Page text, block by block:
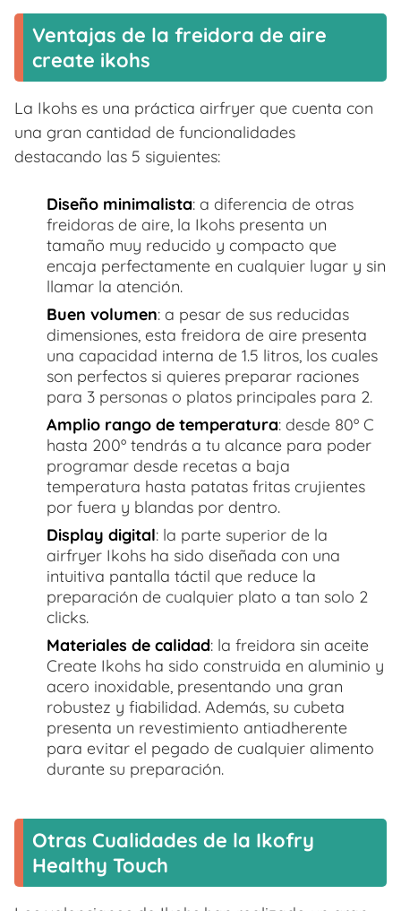
Ventajas de la freidora de aire
create ikohs
La Ikohs es una práctica airfryer que cuenta con
una gran cantidad de funcionalidades
destacando las 5 siguientes:
Diseño minimalista: a diferencia de otras
freidoras de aire, la Ikohs presenta un
tamaño muy reducido y compacto que
encaja perfectamente en cualquier lugar y sin
llamar la atención.
Buen volumen: a pesar de sus reducidas
dimensiones, esta freidora de aire presenta
una capacidad interna de 1.5 litros, los cuales
son perfectos si quieres preparar raciones
para 3 personas o platos principales para 2.
Amplio rango de temperatura: desde 80º C
hasta 200º tendrás a tu alcance para poder
programar desde recetas a baja
temperatura hasta patatas fritas crujientes
por fuera y blandas por dentro.
Display digital: la parte superior de la
airfryer Ikohs ha sido diseñada con una
intuitiva pantalla táctil que reduce la
preparación de cualquier plato a tan solo 2
clicks.
Materiales de calidad: la freidora sin aceite
Create Ikohs ha sido construida en aluminio y
acero inoxidable, presentando una gran
robustez y fiabilidad. Además, su cubeta
presenta un revestimiento antiadherente
para evitar el pegado de cualquier alimento
durante su preparación.
Otras Cualidades de la Ikofry
Healthy Touch